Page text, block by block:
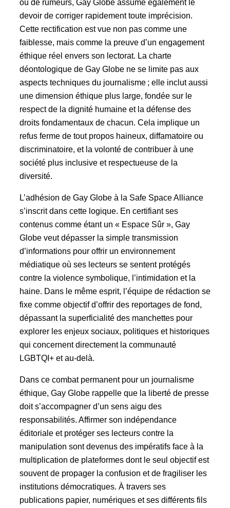
ou de rumeurs, Gay Globe assume également le
devoir de corriger rapidement toute imprécision.
Cette rectification est vue non pas comme une
faiblesse, mais comme la preuve d’un engagement
éthique réel envers son lectorat. La charte
déontologique de Gay Globe ne se limite pas aux
aspects techniques du journalisme ; elle inclut aussi
une dimension éthique plus large, fondée sur le
respect de la dignité humaine et la défense des
droits fondamentaux de chacun. Cela implique un
refus ferme de tout propos haineux, diffamatoire ou
discriminatoire, et la volonté de contribuer à une
société plus inclusive et respectueuse de la
diversité.
L’adhésion de Gay Globe à la Safe Space Alliance
s’inscrit dans cette logique. En certifiant ses
contenus comme étant un « Espace Sûr », Gay
Globe veut dépasser la simple transmission
d’informations pour offrir un environnement
médiatique où ses lecteurs se sentent protégés
contre la violence symbolique, l’intimidation et la
haine. Dans le même esprit, l’équipe de rédaction se
fixe comme objectif d’offrir des reportages de fond,
dépassant la superficialité des manchettes pour
explorer les enjeux sociaux, politiques et historiques
qui concernent directement la communauté
LGBTQI+ et au-delà.
Dans ce combat permanent pour un journalisme
éthique, Gay Globe rappelle que la liberté de presse
doit s’accompagner d’un sens aigu des
responsabilités. Affirmer son indépendance
éditoriale et protéger ses lecteurs contre la
manipulation sont devenus des impératifs face à la
multiplication de plateformes dont le seul objectif est
souvent de propager la confusion et de fragiliser les
institutions démocratiques. À travers ses
publications papier, numériques et ses différents fils